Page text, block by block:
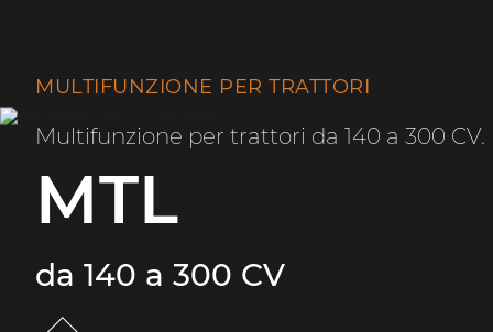
MULTIFUNZIONE PER TRATTORI
Multifunzione per trattori da 140 a 300 CV.
MTL
da 140 a 300 CV